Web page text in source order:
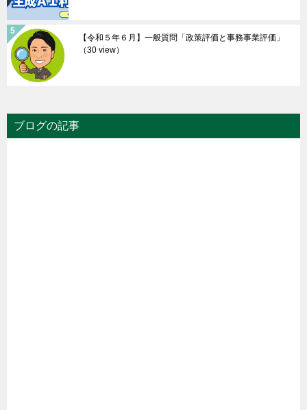
【令和５年６月】一般質問「政策評価と事務事業評価」
（30 view）
ブログの記事